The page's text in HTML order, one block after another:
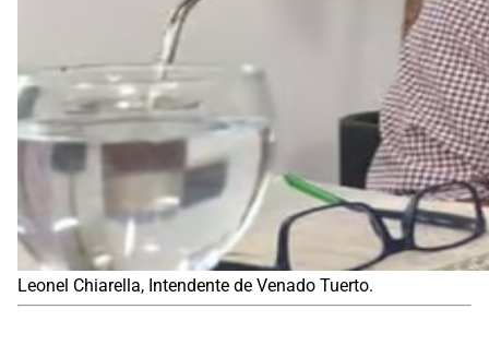
Leonel Chiarella, Intendente de Venado Tuerto.